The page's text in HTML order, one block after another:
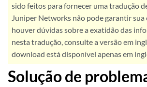
sido feitos para fornecer uma tradução
Juniper Networks não pode garantir sua
houver dúvidas sobre a exatidão das
nesta tradução, consulte a versão em
download está disponível apenas em
Solução de